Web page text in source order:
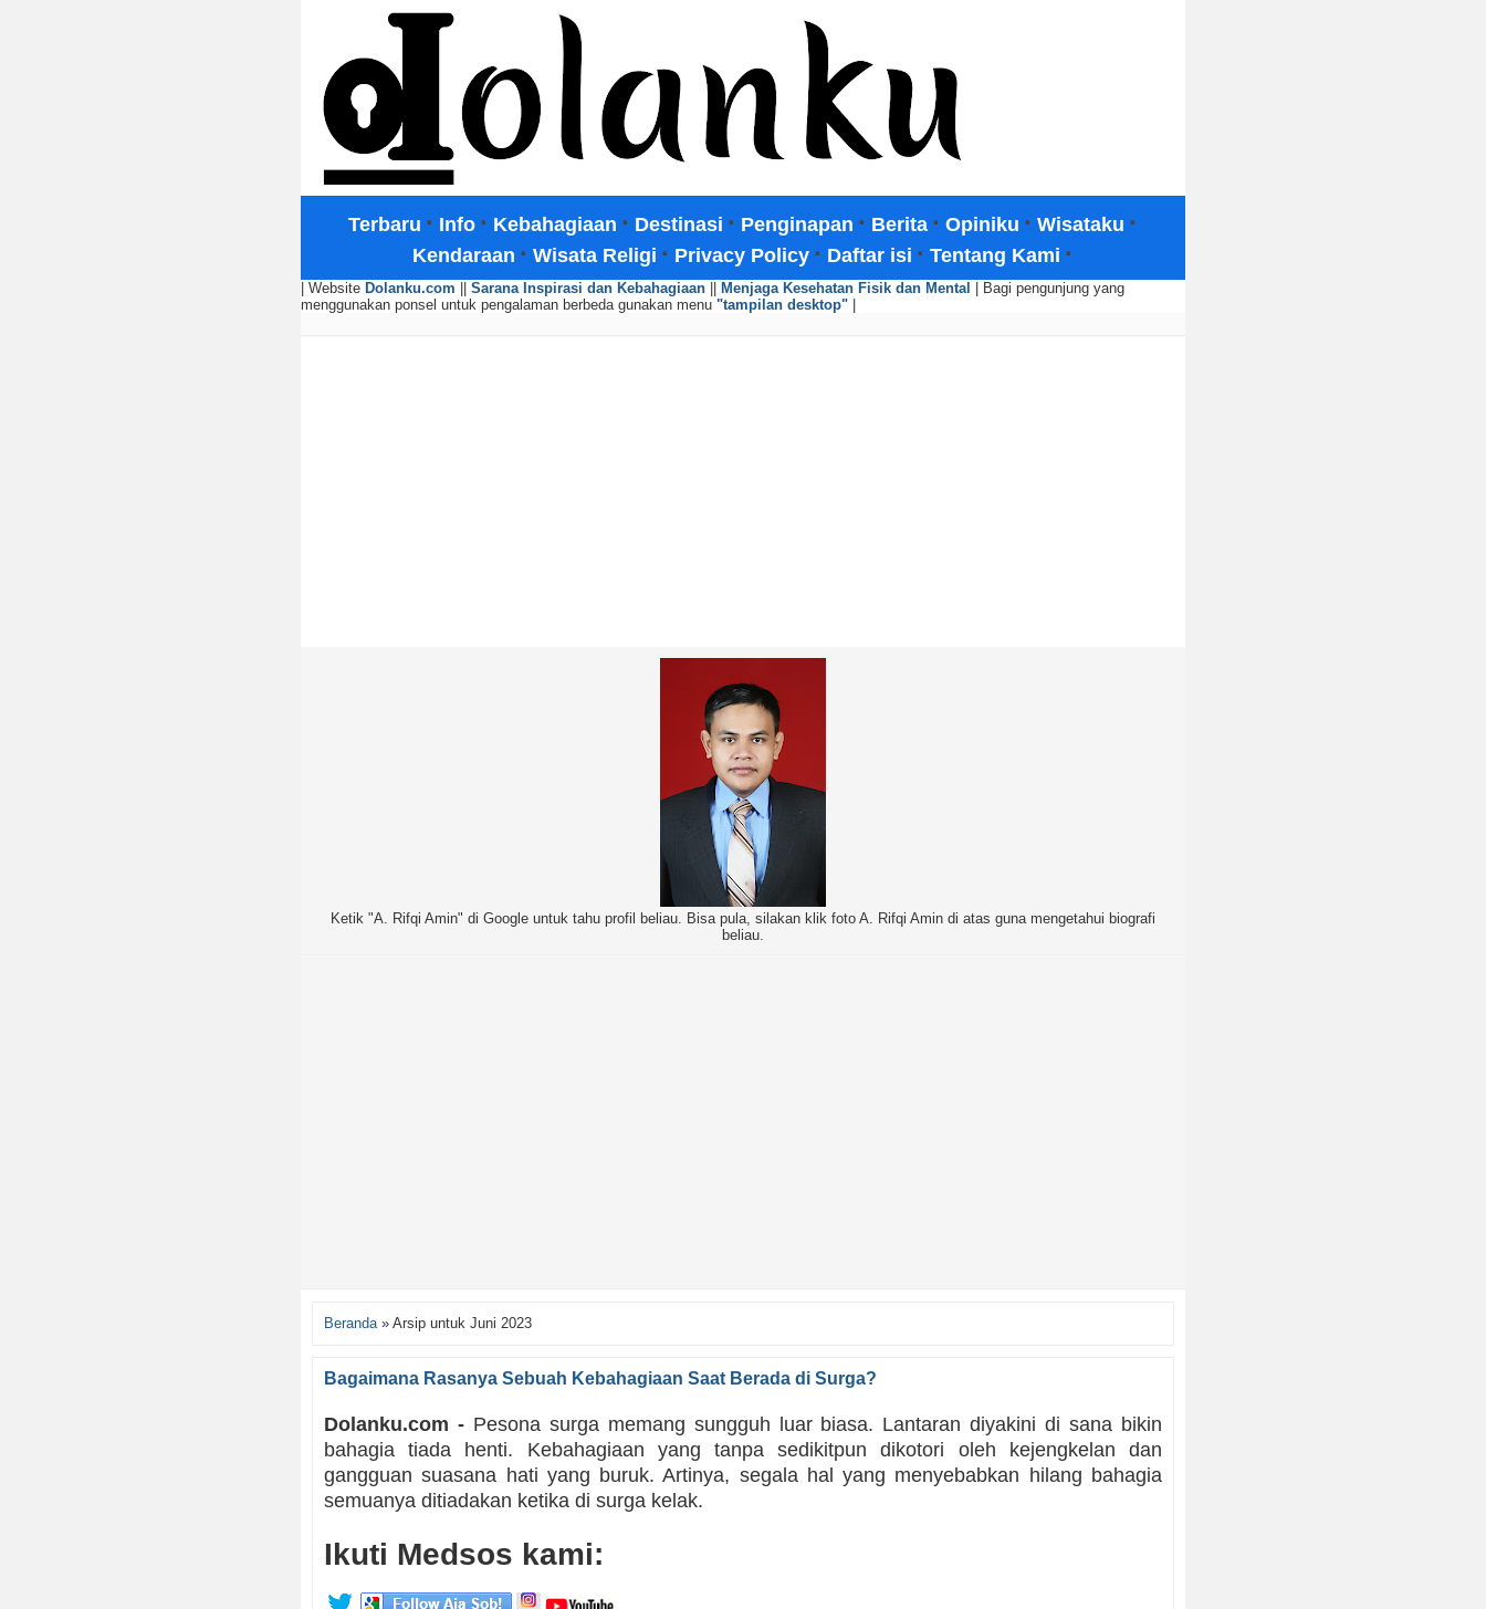
Terbaru · Info · Kebahagiaan · Destinasi · Penginapan · Berita · Opiniku · Wisataku ·
Kendaraan · Wisata Religi · Privacy Policy · Daftar isi · Tentang Kami ·
| Website Dolanku.com Sarana Inspirasi dan Kebahagiaan Menjaga Kesehatan Fisik dan Mental
| Bagi pengunjung yang
menggunakan ponsel untuk pengalaman berbeda gunakan menu "tampilan desktop"
Ketik "A. Rifqi Amin" di Google untuk tahu profil beliau. Bisa pula, silakan klik foto A. Rifqi Amin di atas guna mengetahui biografi
beliau.
Beranda» Arsip untuk Juni 2023
Bagaimana Rasanya Sebuah Kebahagiaan Saat Berada di Surga?
Dolanku.com -Pesona surga memang sungguh luar biasa. Lantaran diyakini di sana bikin
bahagia tiada henti. Kebahagiaan yang tanpa sedikitpun dikotori oleh kejengkelan dan
gangguan suasana hati yang buruk. Artinya, segala hal yang menyebabkan hilang bahagia
semuanya ditiadakan ketika di surga kelak.
Ikuti Medsos kami: